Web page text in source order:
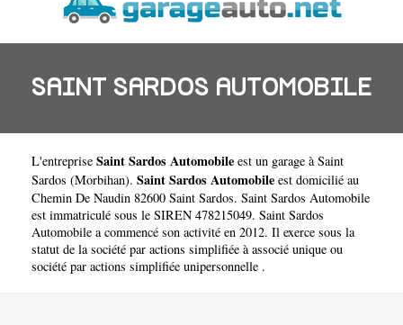
SAINT SARDOS AUTOMOBILE
L'entreprise Saint Sardos Automobile est un garage à Saint
Sardos (Morbihan). Saint Sardos Automobile est domicilié au
Chemin De Naudin 82600 Saint Sardos. Saint Sardos Automobile
est immatriculé sous le SIREN 478215049. Saint Sardos
Automobile a commencé son activité en 2012. Il exerce sous la
statut de la société par actions simplifiée à associé unique ou
société par actions simplifiée unipersonnelle .